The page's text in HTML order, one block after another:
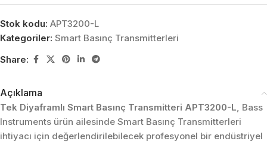
Stok kodu: APT3200-L
Kategoriler: Smart Basınç Transmitterleri
Share:
Açıklama
Tek Diyaframlı Smart Basınç Transmitteri APT3200-L, Bass
Instruments ürün ailesinde Smart Basınç Transmitterleri
ihtiyacı için değerlendirilebilecek profesyonel bir endüstriyel